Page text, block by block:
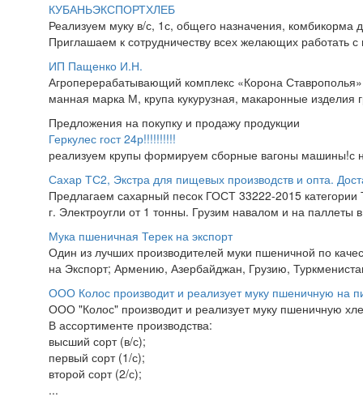
КУБАНЬЭКСПОРТХЛЕБ
Реализуем муку в/с, 1с, общего назначения, комбикорма
Приглашаем к сотрудничеству всех желающих работать
ИП Пащенко И.Н.
Агроперерабатывающий комплекс «Корона
манная марка М, крупа кукурузная, макаронные изделия
Предложения на покупку и продажу продукции
Геркулес гост 24р!!!!!!!!!!
реализуем крупы формируем сборные вагоны машины!с
Сахар ТС2, Экстра для пищевых производств и опта.
Предлагаем сахарный песок ГОСТ 33222-2015
г. Электроугли от 1 тонны. Грузим навалом и на паллеты
Мука пшеничная Терек на экспорт
Один из лучших производителей муки пшеничной по
на Экспорт; Армению, Азербайджан, Грузию,
ООО Колос производит и реализует муку пшеничную на
ООО "Колос" производит и реализует муку пшеничную
В ассортименте производства:
высший сорт (в/с);
первый сорт (1/с);
второй сорт (2/с);
...